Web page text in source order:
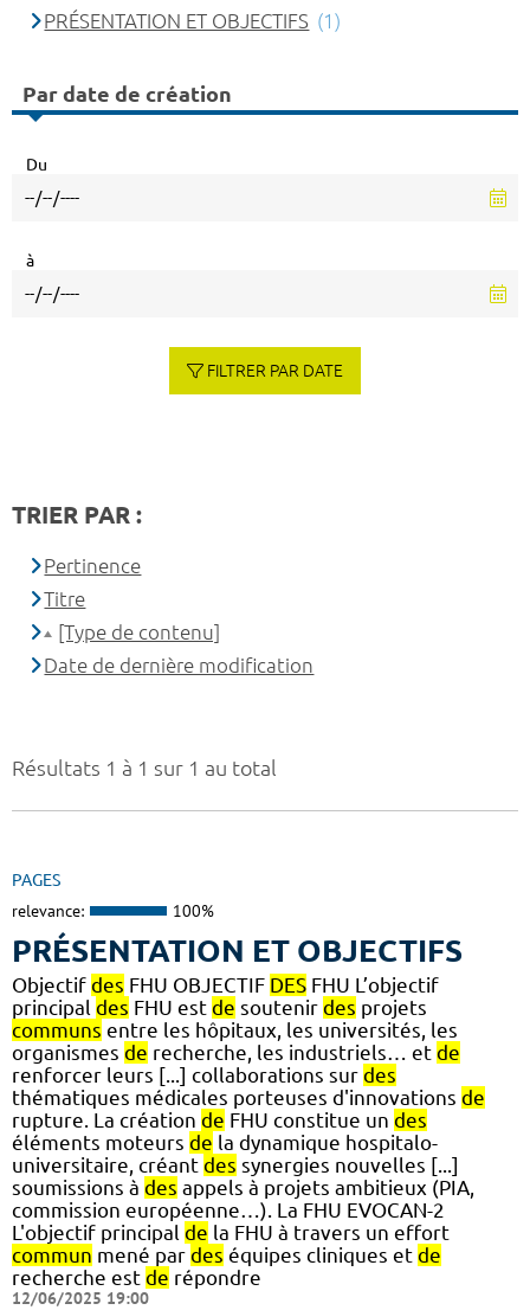
Résultats 1 à 1 sur 1 au total
PAGES
relevance: 100%
PRÉSENTATION ET OBJECTIFS
Objectif des FHU OBJECTIF DES FHU L’objectif
principal des FHU est de soutenir des projets
communs entre les hôpitaux, les universités, les
organismes de recherche, les industriels… et de
renforcer leurs [...] collaborations sur des
thématiques médicales porteuses d'innovations de
rupture. La création de FHU constitue un des
éléments moteurs de la dynamique hospitalo-
universitaire, créant des synergies nouvelles [...]
soumissions à des appels à projets ambitieux (PIA,
commission européenne…). La FHU EVOCAN-2
L'objectif principal de la FHU à travers un effort
commun mené par des équipes cliniques et de
recherche est de répondre
12/06/2025 19:00
PRÉSENTATION ET OBJECTIFS (1)
Par date de création
Du
à
FILTRER PAR DATE
TRIER PAR :
Pertinence
Titre
[Type de contenu]
Date de dernière modification